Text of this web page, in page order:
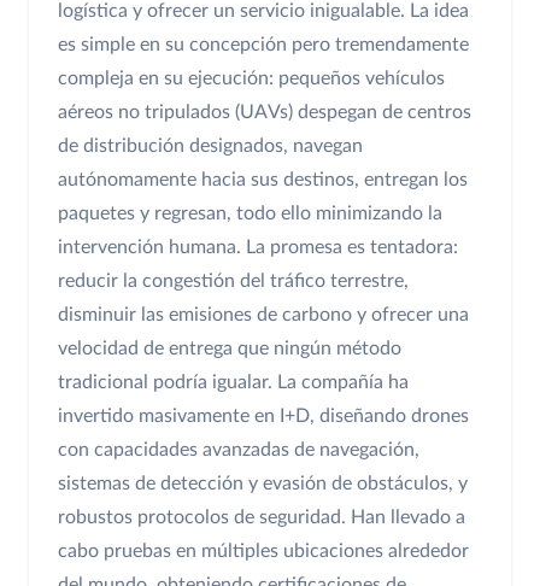
logística y ofrecer un servicio inigualable. La idea
es simple en su concepción pero tremendamente
compleja en su ejecución: pequeños vehículos
aéreos no tripulados (UAVs) despegan de centros
de distribución designados, navegan
autónomamente hacia sus destinos, entregan los
paquetes y regresan, todo ello minimizando la
intervención humana. La promesa es tentadora:
reducir la congestión del tráfico terrestre,
disminuir las emisiones de carbono y ofrecer una
velocidad de entrega que ningún método
tradicional podría igualar. La compañía ha
invertido masivamente en I+D, diseñando drones
con capacidades avanzadas de navegación,
sistemas de detección y evasión de obstáculos, y
robustos protocolos de seguridad. Han llevado a
cabo pruebas en múltiples ubicaciones alrededor